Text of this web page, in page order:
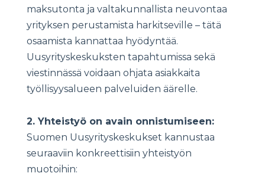
maksutonta ja valtakunnallista neuvontaa
yrityksen perustamista harkitseville – tätä
osaamista kannattaa hyödyntää.
Uusyrityskeskuksten tapahtumissa sekä
viestinnässä voidaan ohjata asiakkaita
työllisyysalueen palveluiden äärelle.
2. Yhteistyö on avain onnistumiseen:
Suomen Uusyrityskeskukset kannustaa
seuraaviin konkreettisiin yhteistyön
muotoihin: